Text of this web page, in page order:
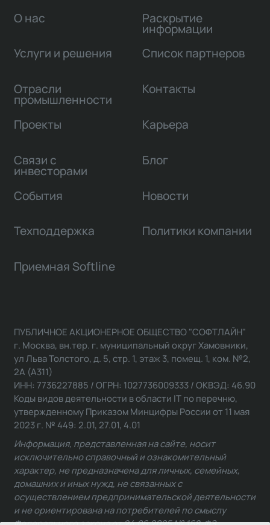
О нас
Услуги и решения
Отрасли
промышленности
Проекты
Связи с
инвесторами
Раскрытие
информации
Список партнеров
Контакты
Карьера
Блог
События Новости
Техподдержка Политики компании
Приемная Softline
ПУБЛИЧНОЕ АКЦИОНЕРНОЕ ОБЩЕСТВО "СОФТЛАЙН"
г. Москва, вн.тер. г. муниципальный округ Хамовники,
ул Льва Толстого, д. 5, стр. 1, этаж 3, помещ. 1, ком. №2,
2А (А311)
ИНН: 7736227885 / ОГРН: 1027736009333 / ОКВЭД: 46.90
Коды видов деятельности в области IT по перечню,
утвержденному Приказом Минцифры России от 11 мая
2023 г. № 449: 2.01, 27.01, 4.01
Информация, представленная на сайте, носит
исключительно справочный и ознакомительный
характер, не предназначена для личных, семейных,
домашних и иных нужд, не связанных с
осуществлением предпринимательской деятельности
и не ориентирована на потребителей по смыслу